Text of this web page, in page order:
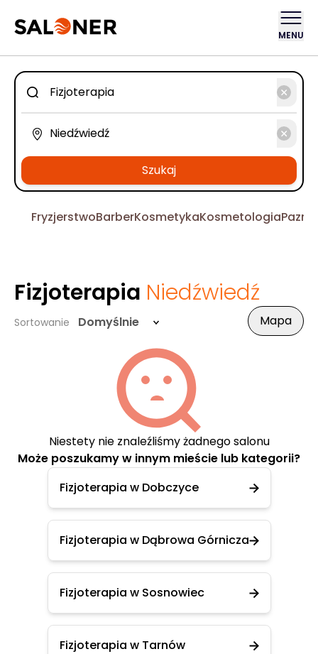
MENU
Szukaj
FryzjerstwoBarberKosmetykaKosmetologia
Fizjoterapia Niedźwiedź
Sortowanie Domyślnie Mapa
Niestety nie znaleźliśmy żadnego salonu
Może poszukamy w innym mieście lub kategorii?
Fizjoterapia w Dobczyce
Fizjoterapia w Dąbrowa Górnicza
Fizjoterapia w Sosnowiec
Fizjoterapia w Tarnów